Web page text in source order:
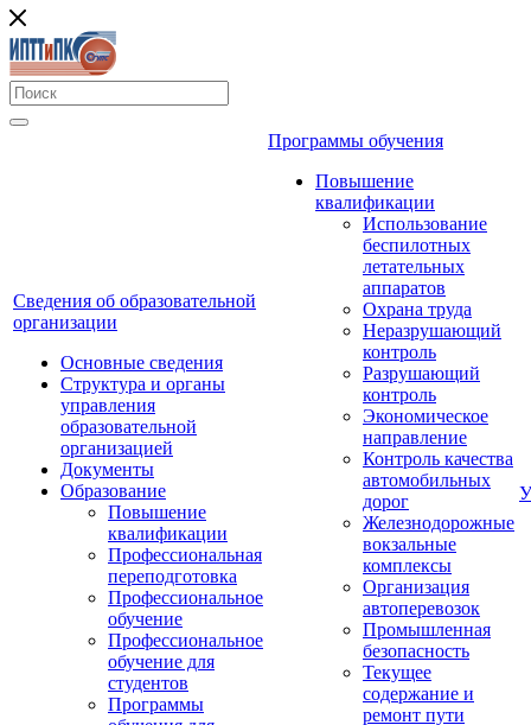
Сведения об образовательной
организации
Основные сведения
Структура и органы
управления
образовательной
организацией
Документы
Образование
Повышение
квалификации
Профессиональная
переподготовка
Профессиональное
обучение
Профессиональное
обучение для
студентов
Программы
Программы обучения
Повышение
квалификации
Использование
беспилотных
летательных
аппаратов
Охрана труда
Неразрушающий
контроль
Разрушающий
контроль
Экономическое
направление
Контроль качества
автомобильных
дорог
Железнодорожные
вокзальные
комплексы
Организация
автоперевозок
Промышленная
безопасность
Текущее
содержание и
ремонт пути